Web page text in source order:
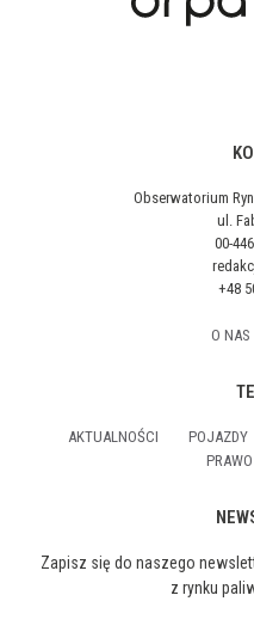
Obserwatorium
ul.
00-
+48
O NAS
AKTUALNOŚCI POJAZDY
PRAWO
Zapisz się do naszego
z rynku